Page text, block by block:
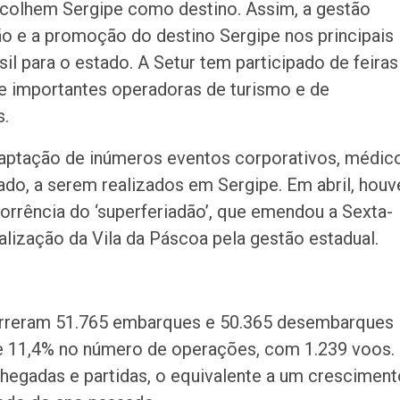
Sergipe como destino. Assim, a gestão
e a promoção do destino Sergipe nos principais
para o estado. A Setur tem participado de feiras
importantes operadoras de turismo e de
de inúmeros eventos corporativos,
a serem realizados em Sergipe. Em abril,
do ‘superferiadão’, que emendou a Sexta-
da Vila da Páscoa pela gestão estadual.
51.765 embarques e 50.365 desembarques
no número de operações, com 1.239 voos.
e partidas, o equivalente a um